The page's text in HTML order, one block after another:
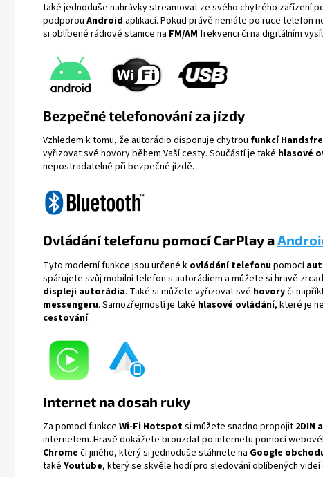
také jednoduše nahrávky streamovat ze svého chytrého zařízení
podporou Android aplikací. Pokud právě nemáte po ruce telefon
si oblíbené rádiové stanice na FM/AM frekvenci či na digitálním
Bezpečné telefonování za jízdy
Vzhledem k tomu, že autorádio disponuje chytrou funkcí
vyřizovat své hovory během Vaší cesty. Součástí je také hlasové
nepostradatelné při bezpečné jízdě.
Ovládání telefonu pomocí CarPlay a
Tyto moderní funkce jsou určené k ovládání telefonupomocí
spárujete svůj mobilní telefon s autorádiem a můžete si hravě
displeji autorádia. Také si můžete vyřizovat své hovoryči
messengeru. Samozřejmostí je také hlasové ovládání, které je
cestování.
Internet na dosah ruky
Za pomocí funkce Wi-Fi Hotspotsi můžete snadno propojit 2DIN
internetem. Hravě dokážete brouzdat po internetu pomocí
Chrome či jiného, který si jednoduše stáhnete na Google
také Youtube, který se skvěle hodí pro sledování oblíbených videí